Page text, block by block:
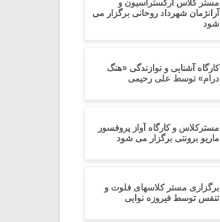
مستر کلاس ارکستراسیون و
آرانژمان شهرداد روحانی برگزار می
شود
کارگاه آشنایی و نوازندگی «هنگ
درام» توسط علی رحیمی
مسترکلاس و کارگاه آواز پروفسور
ماریو برونتی برگزار می شود
برگزاری مستر کلاسهای فلوت و
تنفس توسط فیروزه نوایی